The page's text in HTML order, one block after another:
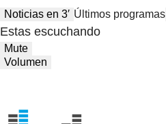
Noticias en 3′ Últimos programas
Estas escuchando
Mute
Volumen